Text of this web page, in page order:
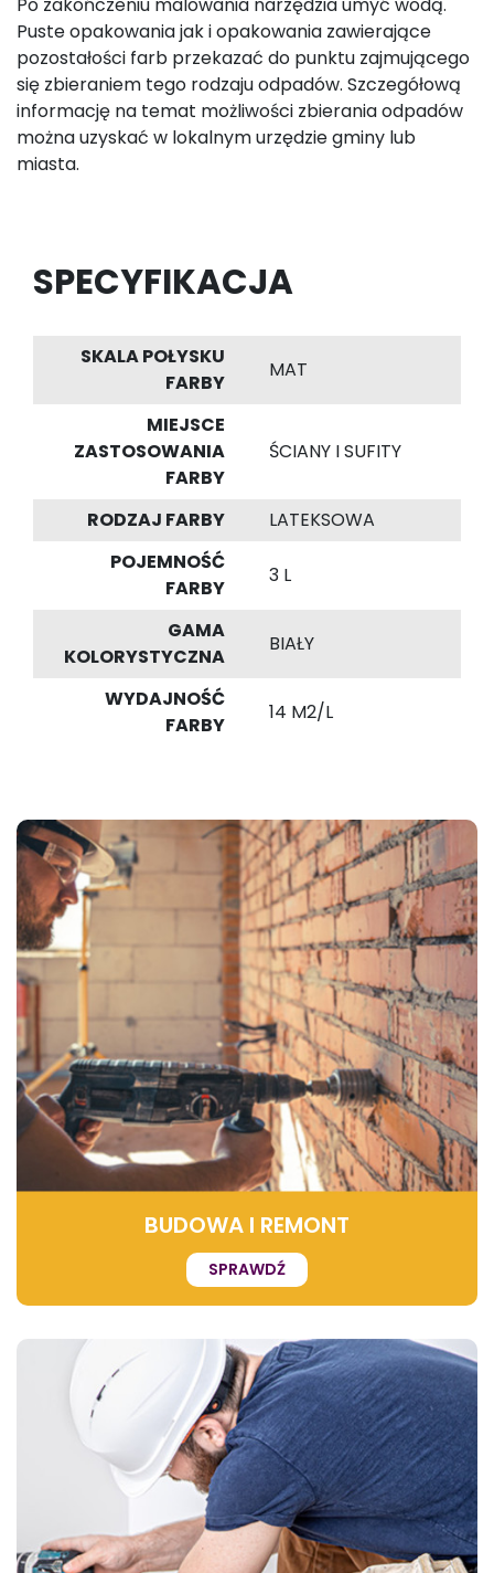
Puste opakowania jak i opakowania zawierające
pozostałości farb przekazać do punktu zajmującego
się zbieraniem tego rodzaju odpadów. Szczegółową
informację na temat możliwości zbierania odpadów
można uzyskać w lokalnym urzędzie gminy lub
miasta.
SPECYFIKACJA
SKALA POŁYSKU
FARBY
MAT
MIEJSCE
ZASTOSOWANIA
FARBY
ŚCIANY I SUFITY
RODZAJ FARBY
LATEKSOWA
POJEMNOŚĆ
FARBY
3 L
GAMA
KOLORYSTYCZNA
BIAŁY
WYDAJNOŚĆ
FARBY
14 M2/L
BUDOWA I REMONT
SPRAWDŹ